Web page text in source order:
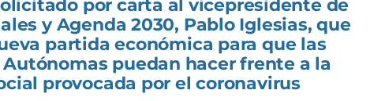
por carta al vicepresidente de
y Agenda 2030, Pablo Iglesias, que
partida económica para que las
puedan hacer frente a la
provocada por el coronavirus